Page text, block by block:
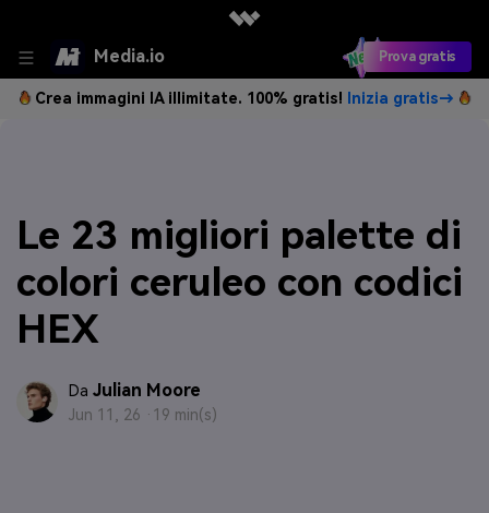
Media.io Prova gratis
Crea immagini IA illimitate. 100% gratis! Inizia gratis→
Le 23 migliori palette di
colori ceruleo con codici
HEX
Da Julian Moore
Jun 11, 26 · 19 min(s)